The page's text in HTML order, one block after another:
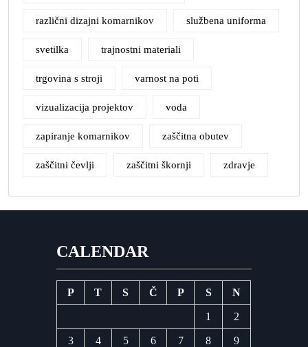
različni dizajni komarnikov službena uniforma
svetilka trajnostni materiali
trgovina s stroji varnost na poti
vizualizacija projektov voda
zapiranje komarnikov zaščitna obutev
zaščitni čevlji zaščitni škornji zdravje
CALENDAR
P T S Č P S N
1 2
3 4 5 6 7 8 9